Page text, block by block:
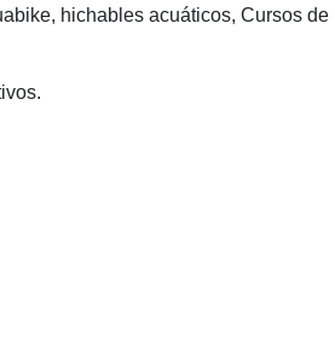
hichables acuáticos, Cursos